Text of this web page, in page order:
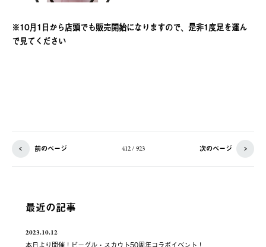
※10月1日から店頭でも販売開始になりますので、是非1度足を運ん
で見てください
前のページ 412 / 923 次のページ
最近の記事
2023.10.12
本日より開催！ビーグル・スカウト50周年コラボイベント！